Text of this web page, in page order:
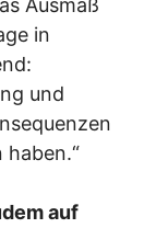
in
und
haben.“
auf